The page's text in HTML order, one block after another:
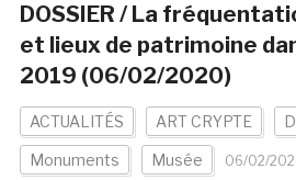
DOSSIER / La
et lieux de patrimoine
2019 (06/02/2020)
ACTUALITÉS ART CRYPTE
Monuments Musée 06/02/